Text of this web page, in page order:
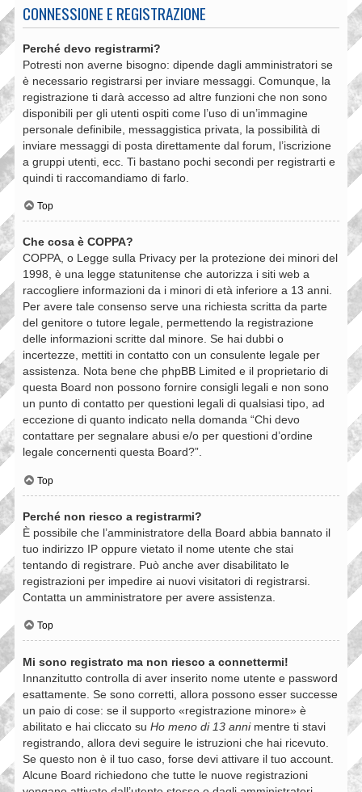
CONNESSIONE E REGISTRAZIONE
Perché devo registrarmi?
Potresti non averne bisogno: dipende dagli amministratori se
è necessario registrarsi per inviare messaggi. Comunque, la
registrazione ti darà accesso ad altre funzioni che non sono
disponibili per gli utenti ospiti come l’uso di un’immagine
personale definibile, messaggistica privata, la possibilità di
inviare messaggi di posta direttamente dal forum, l’iscrizione
a gruppi utenti, ecc. Ti bastano pochi secondi per registrarti e
quindi ti raccomandiamo di farlo.
Top
Che cosa è COPPA?
COPPA, o Legge sulla Privacy per la protezione dei minori del
1998, è una legge statunitense che autorizza i siti web a
raccogliere informazioni da i minori di età inferiore a 13 anni.
Per avere tale consenso serve una richiesta scritta da parte
del genitore o tutore legale, permettendo la registrazione
delle informazioni scritte dal minore. Se hai dubbi o
incertezze, mettiti in contatto con un consulente legale per
assistenza. Nota bene che phpBB Limited e il proprietario di
questa Board non possono fornire consigli legali e non sono
un punto di contatto per questioni legali di qualsiasi tipo, ad
eccezione di quanto indicato nella domanda “Chi devo
contattare per segnalare abusi e/o per questioni d’ordine
legale concernenti questa Board?”.
Top
Perché non riesco a registrarmi?
È possibile che l’amministratore della Board abbia bannato il
tuo indirizzo IP oppure vietato il nome utente che stai
tentando di registrare. Può anche aver disabilitato le
registrazioni per impedire ai nuovi visitatori di registrarsi.
Contatta un amministratore per avere assistenza.
Top
Mi sono registrato ma non riesco a connettermi!
Innanzitutto controlla di aver inserito nome utente e password
esattamente. Se sono corretti, allora possono esser successe
un paio di cose: se il supporto «registrazione minore» è
abilitato e hai cliccato su Ho meno di 13 annimentre ti stavi
registrando, allora devi seguire le istruzioni che hai ricevuto.
Se questo non è il tuo caso, forse devi attivare il tuo account.
Alcune Board richiedono che tutte le nuove registrazioni